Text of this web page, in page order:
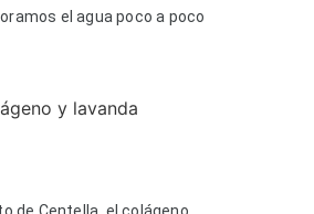
el agua poco a poco